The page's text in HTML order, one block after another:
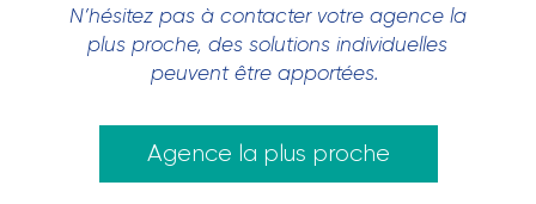
N’hésitez pas à contacter votre agence la
plus proche, des solutions individuelles
peuvent être apportées.
Agence la plus proche